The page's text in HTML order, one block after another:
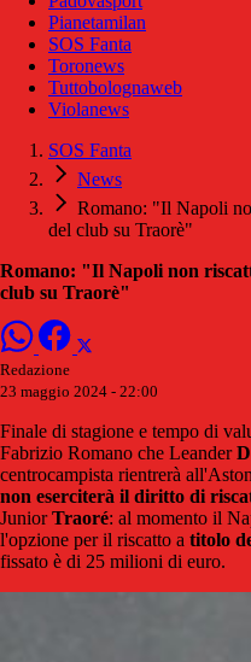
Pianetamilan
SOS Fanta
Toronews
Tuttobolognaweb
Violanews
SOS Fanta
News
Romano: "Il Napoli
del club su Traorè"
Romano: "Il Napoli non
club su Traorè"
Redazione
23 maggio 2024 - 22:00
Finale di stagione e tempo di
Fabrizio Romano che Leander
centrocampista rientrerà
non eserciterà il diritto di
JuniorTraoré: al momento il
l'opzione per il riscatto a titolo
fissato è di 25 milioni di euro.